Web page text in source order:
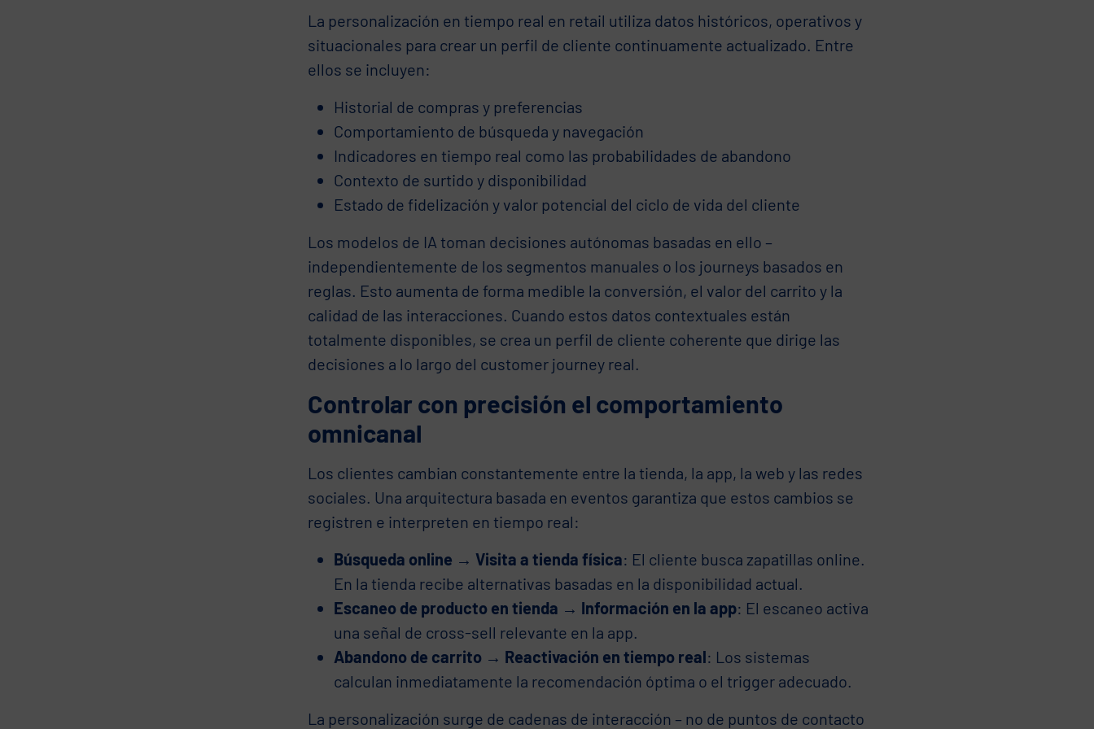
La personalización en tiempo real en retail utiliza datos históricos, operativos y
situacionales para crear un perfil de cliente continuamente actualizado. Entre
ellos se incluyen:
Historial de compras y preferencias
Comportamiento de búsqueda y navegación
Indicadores en tiempo real como las probabilidades de abandono
Contexto de surtido y disponibilidad
Estado de fidelización y valor potencial del ciclo de vida del cliente
Los modelos de IA toman decisiones autónomas basadas en ello –
independientemente de los segmentos manuales o los journeys basados en
reglas. Esto aumenta de forma medible la conversión, el valor del carrito y la
calidad de las interacciones. Cuando estos datos contextuales están
totalmente disponibles, se crea un perfil de cliente coherente que dirige las
decisiones a lo largo del customer journey real.
Controlar con precisión el comportamiento
omnicanal
Los clientes cambian constantemente entre la tienda, la app, la web y las redes
sociales. Una arquitectura basada en eventos garantiza que estos cambios se
registren e interpreten en tiempo real:
Búsqueda online → Visita a tienda física: El cliente busca zapatillas online.
En la tienda recibe alternativas basadas en la disponibilidad actual.
Escaneo de producto en tienda → Información en la app: El escaneo activa
una señal de cross-sell relevante en la app.
Abandono de carrito → Reactivación en tiempo real: Los sistemas
calculan inmediatamente la recomendación óptima o el trigger adecuado.
La personalización surge de cadenas de interacción – no de puntos de contacto